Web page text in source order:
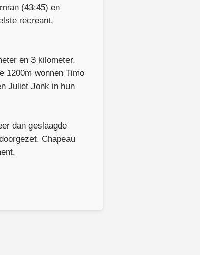
(43:45) en
recreant,
en 3 kilometer.
1200m wonnen Timo
Juliet Jonk in hun
dan geslaagde
Chapeau